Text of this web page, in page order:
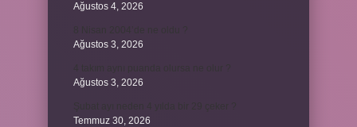
Ağustos 4, 2026
Ağustos 3, 2026
Ağustos 3, 2026
Temmuz 30, 2026